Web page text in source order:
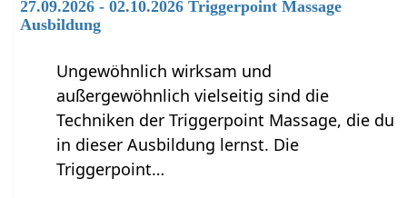
27.09.2026 - 02.10.2026 Triggerpoint Massage
Ausbildung
Ungewöhnlich wirksam und
außergewöhnlich vielseitig sind die
Techniken der Triggerpoint Massage, die du
in dieser Ausbildung lernst. Die
Triggerpoint…